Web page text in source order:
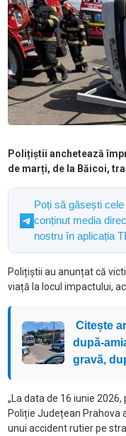
Polițiștii anchetează
de marți, de la Băicoi,
Poți să găsești
conținut media
nostru în aplicația
Polițiștii au anunțat că
viață la locul impactului,
Citește
după-
gravă,
„La data de 16 iunie
Poliție Județean Prahova
unui accident rutier pe